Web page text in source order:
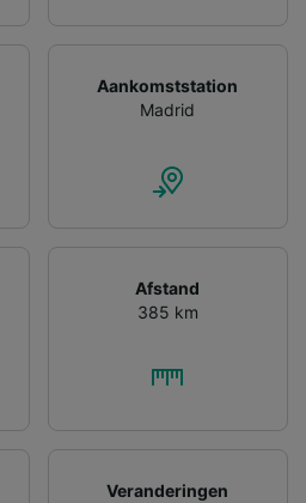
Aankomststation
Madrid
Afstand
385 km
Veranderingen